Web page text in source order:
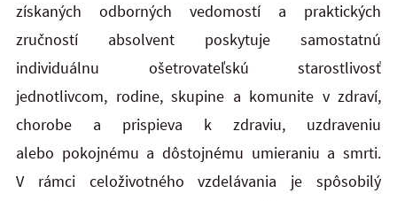
získaných odborných vedomostí a praktických
zručností absolvent poskytuje samostatnú
individuálnu ošetrovateľskú starostlivosť
jednotlivcom, rodine, skupine a komunite v zdraví,
chorobe a prispieva k zdraviu, uzdraveniu
alebo pokojnému a dôstojnému umieraniu a smrti.
V rámci celoživotného vzdelávania je spôsobilý